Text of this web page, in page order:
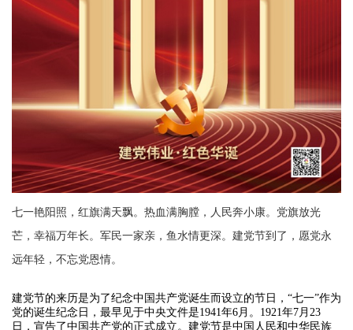
七一艳阳照，红旗满天飘。热血满胸膛，人民奔小康。党旗放光
芒，幸福万年长。军民一家亲，鱼水情更深。建党节到了，愿党永
远年轻，不忘党恩情。
建党节的来历是为了纪念中国共产党诞生而设立的节日，“七一”作为
党的诞生纪念日，最早见于中央文件是1941年6月。1921年7月23
日，宣告了中国共产党的正式成立。建党节是中国人民和中华民族